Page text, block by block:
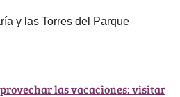
y las Torres del Parque
las vacaciones: visitar